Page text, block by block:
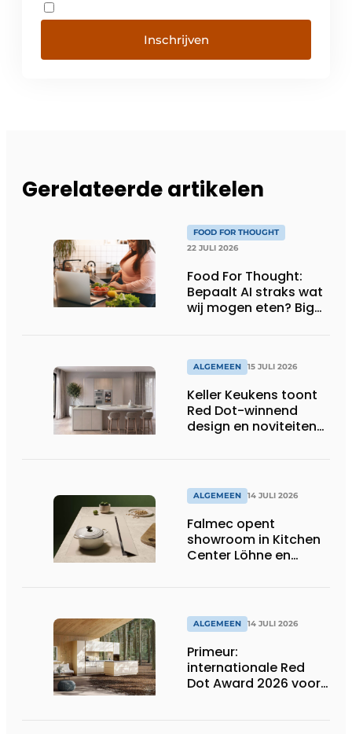
Inschrijven
Gerelateerde artikelen
FOOD FOR THOUGHT
22 JULI 2026
Food For Thought:
Bepaalt AI straks wat
wij mogen eten? Big
ALGEMEEN 15 JULI 2026
Keller Keukens toont
Red Dot-winnend
design en noviteiten
ALGEMEEN 14 JULI 2026
Falmec opent
showroom in Kitchen
Center Löhne en
ALGEMEEN 14 JULI 2026
Primeur:
internationale Red
Dot Award 2026 voor